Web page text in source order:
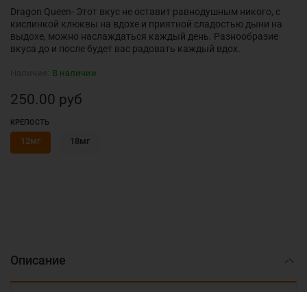
В наличии
250.00 руб
КРЕПОСТЬ
12мг 18мг
Dragon Queen- Этот вкус не оставит равнодушным никого, с
кислинкой клюквы на вдохе и приятной сладостью дыни на
выдохе, можно наслаждаться каждый день. Разнообразие
вкуса до и после будет вас радовать каждый вдох.
Описание